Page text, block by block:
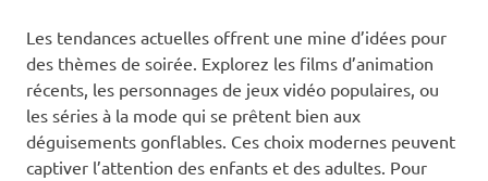
Les tendances actuelles offrent une mine d’idées pour
des thèmes de soirée. Explorez les films d’animation
récents, les personnages de jeux vidéo populaires, ou
les séries à la mode qui se prêtent bien aux
déguisements gonflables. Ces choix modernes peuvent
captiver l’attention des enfants et des adultes. Pour